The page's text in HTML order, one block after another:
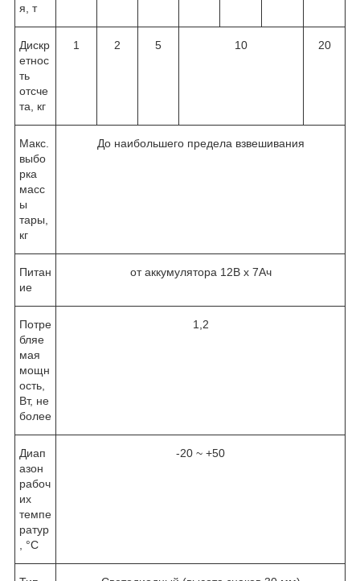
я, т
Дискр
етнос
ть
отсче
та, кг
1 2 5 10 20
Макс.
выбо
рка
масс
ы
тары,
кг
До наибольшего предела взвешивания
Питан
ие
от аккумулятора 12В х 7Ач
Потре
бляе
мая
мощн
ость,
Вт, не
более
1,2
Диап
азон
рабоч
их
темпе
ратур
, °C
-20 ~ +50